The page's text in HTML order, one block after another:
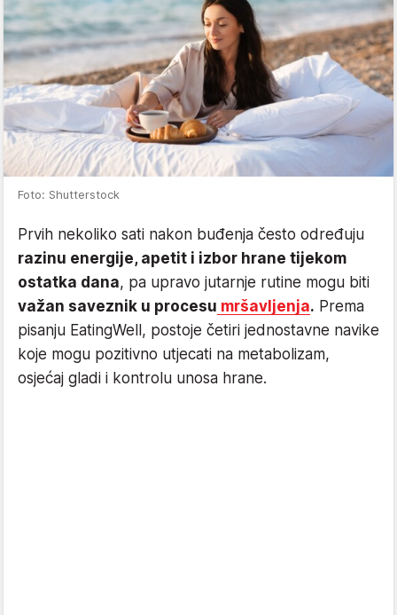
Foto: Shutterstock
Prvih nekoliko sati nakon buđenja često određuju
razinu energije, apetit i izbor hrane tijekom
ostatka dana, pa upravo jutarnje rutine mogu biti
važan saveznik u procesu mršavljenja. Prema
pisanju EatingWell, postoje četiri jednostavne navike
koje mogu pozitivno utjecati na metabolizam,
osjećaj gladi i kontrolu unosa hrane.